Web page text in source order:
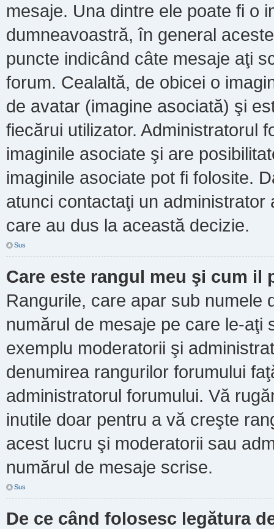
mesaje. Una dintre ele poate fi o
dumneavoastră, în general
puncte indicând câte mesaje aţi
forum. Cealaltă, de obicei o
de avatar (imagine asociată) şi
fiecărui utilizator. Administratorul
imaginile asociate şi are
imaginile asociate pot fi folosite.
atunci contactaţi un
care au dus la această decizie.
Sus
Care este rangul meu şi cum il
Rangurile, care apar sub numele
numărul de mesaje pe care le-aţi
exemplu moderatorii şi
denumirea rangurilor forumului
administratorul forumului. Vă
inutile doar pentru a vă creşte
acest lucru şi moderatorii sau
numărul de mesaje scrise.
Sus
De ce când folosesc legătura